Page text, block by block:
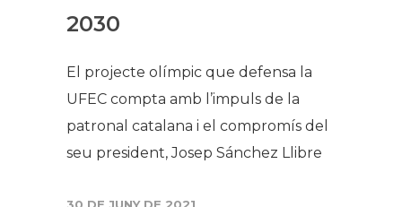
2030
El projecte olímpic que defensa la
UFEC compta amb l’impuls de la
patronal catalana i el compromís del
seu president, Josep Sánchez Llibre